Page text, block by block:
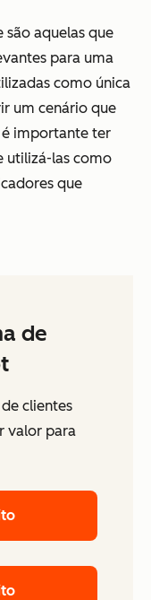
são aquelas que
para uma
como única
um cenário que
é importante ter
utilizá-las como
que
de
clientes
valor para